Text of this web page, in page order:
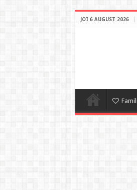
JOI 6 AUGUST 2026